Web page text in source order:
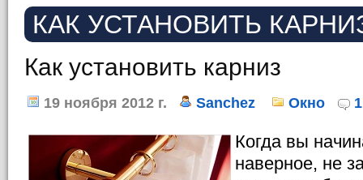
КАК УСТАНОВИТЬ
Как установить карниз
19 ноября 2012 г. Sanchez Окно 1
Когда вы
наверное, не